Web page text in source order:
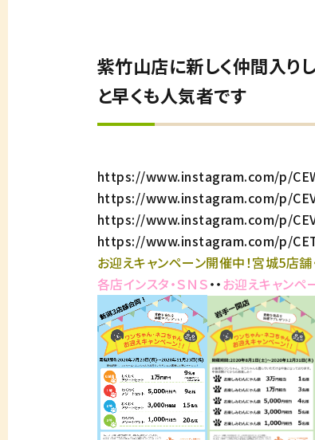
紫竹山店に新しく仲間入り
と早くも人気者です
https://www.instagram.com/p/
https://www.instagram.com/p/
https://www.instagram.com/p/
https://www.instagram.com/p/
お迎えキャンペーン開催中！宮城5店
各店インスタ・ＳＮＳ・・お迎えキャンペ